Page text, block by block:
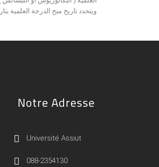
ويتحدد تاريخ منح الدرجة العلمية
Notre Adresse
Université Assiut
088-2354130